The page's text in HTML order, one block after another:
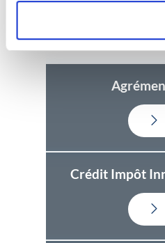
Crédit Impôt